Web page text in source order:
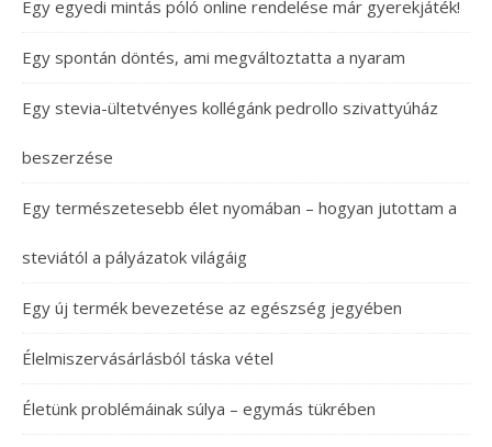
Egy egyedi mintás póló online rendelése már gyerekjáték!
Egy spontán döntés, ami megváltoztatta a nyaram
Egy stevia-ültetvényes kollégánk pedrollo szivattyúház
beszerzése
Egy természetesebb élet nyomában – hogyan jutottam a
steviától a pályázatok világáig
Egy új termék bevezetése az egészség jegyében
Élelmiszervásárlásból táska vétel
Életünk problémáinak súlya – egymás tükrében